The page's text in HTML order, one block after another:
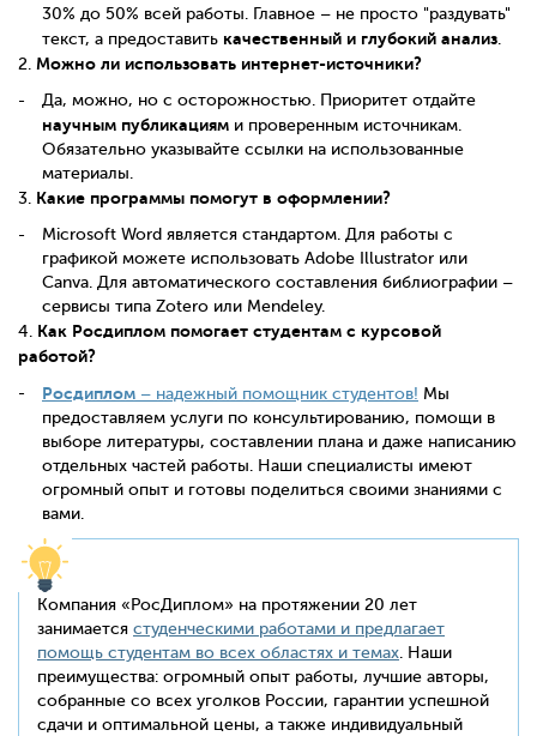
30% до 50% всей работы. Главное – не просто "раздувать"
текст, а предоставить качественный и глубокий анализ
2. Можно ли использовать интернет-источники?
Да, можно, но с осторожностью. Приоритет отдайте
научным публикациям и проверенным источникам.
Обязательно указывайте ссылки на использованные
материалы.
3. Какие программы помогут в оформлении?
Microsoft Word является стандартом. Для работы с
графикой можете использовать Adobe Illustrator или
Canva. Для автоматического составления библиографии –
сервисы типа Zotero или Mendeley.
4. Как Росдиплом помогает студентам с курсовой
работой?
Росдиплом – надежный помощник студентов! Мы
предоставляем услуги по консультированию, помощи в
выборе литературы, составлении плана и даже написанию
отдельных частей работы. Наши специалисты имеют
огромный опыт и готовы поделиться своими знаниями с
вами.
Компания «РосДиплом» на протяжении 20 лет
занимается студенческими работами и предлагает
помощь студентам во всех областях и темах . Наши
преимущества: огромный опыт работы, лучшие авторы,
собранные со всех уголков России, гарантии успешной
сдачи и оптимальной цены, а также индивидуальный